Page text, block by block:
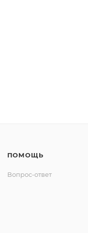
ПОМОЩЬ
Вопрос-ответ